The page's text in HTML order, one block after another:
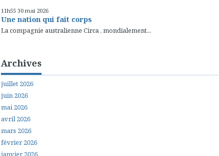
11h55 30 mai 2026
Une nation qui fait corps
La compagnie australienne Circa , mondialement...
Archives
juillet 2026
juin 2026
mai 2026
avril 2026
mars 2026
février 2026
janvier 2026